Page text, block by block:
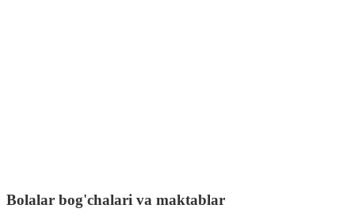
Bolalar bog'chalari va maktablar